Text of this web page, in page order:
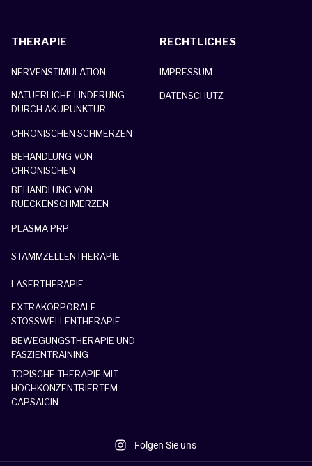
THERAPIE
NERVENSTIMULATION
NATUERLICHE LINDERUNG
DURCH AKUPUNKTUR
CHRONISCHEN SCHMERZEN
BEHANDLUNG VON
CHRONISCHEN
BEHANDLUNG VON
RUECKENSCHMERZEN
PLASMA PRP
STAMMZELLENTHERAPIE
LASERTHERAPIE
EXTRAKORPORALE
STOSSWELLENTHERAPIE
BEWEGUNGSTHERAPIE UND
FASZIENTRAINING
TOPISCHE THERAPIE MIT
HOCHKONZENTRIERTEM
CAPSAICIN
RECHTLICHES
IMPRESSUM
DATENSCHUTZ
Folgen Sie uns